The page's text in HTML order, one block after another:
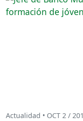
Actualidad • OCT 2 /